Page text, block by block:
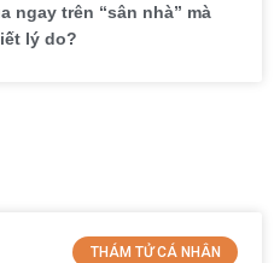
ngay trên “sân nhà” mà
lý do?
THÁM TỬ CÁ NHÂN